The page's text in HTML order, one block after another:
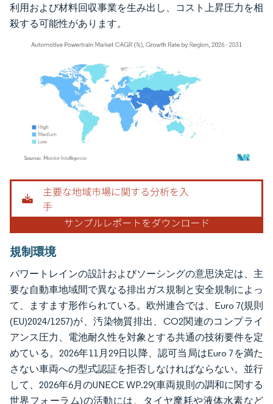
利用および材料回収事業を生み出し、コスト上昇圧力を相
殺する可能性があります。
画像 © Mordor Intelligence。再利用にはCC BY 4.0の表示が必要です。
規制環境
パワートレインの設計およびソーシングの意思決定は、主
要な自動車地域間で異なる排出ガス規制と安全規制によっ
て、ますます形作られている。欧州連合では、Euro 7(規則
(EU)2024/1257)が、汚染物質排出、CO2関連のコンプライ
アンス圧力、電池耐久性を対象とする共通の技術要件を定
めている。2026年11月29日以降、認可当局はEuro 7を満た
さない車両への型式認証を拒否しなければならない。並行
して、2026年6月のUNECE WP.29(車両規則の調和に関する
世界フォーラム)の活動には、タイヤ摩耗や液体水素など